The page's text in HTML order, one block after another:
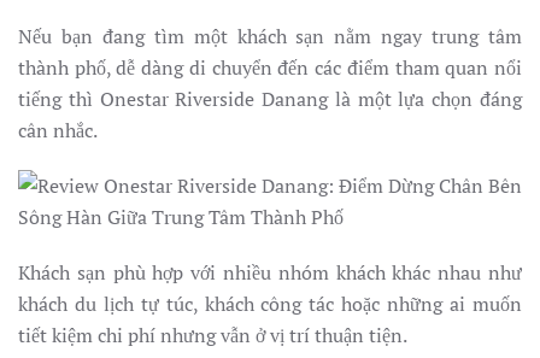
Nếu bạn đang tìm một khách sạn nằm ngay trung tâm
thành phố, dễ dàng di chuyển đến các điểm tham quan nổi
tiếng thì Onestar Riverside Danang là một lựa chọn đáng
cân nhắc.
Khách sạn phù hợp với nhiều nhóm khách khác nhau như
khách du lịch tự túc, khách công tác hoặc những ai muốn
tiết kiệm chi phí nhưng vẫn ở vị trí thuận tiện.